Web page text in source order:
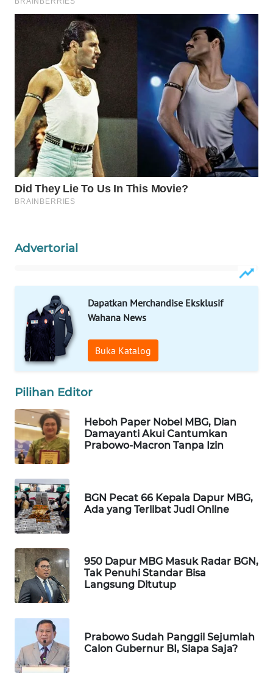
Advertorial
Dapatkan Merchandise Eksklusif
Wahana News
Buka Katalog
Pilihan Editor
Heboh Paper Nobel MBG, Dian
Damayanti Akui Cantumkan
Prabowo-Macron Tanpa Izin
BGN Pecat 66 Kepala Dapur MBG,
Ada yang Terlibat Judi Online
950 Dapur MBG Masuk Radar BGN,
Tak Penuhi Standar Bisa
Langsung Ditutup
Prabowo Sudah Panggil Sejumlah
Calon Gubernur BI, Siapa Saja?
WAHANANEWS
WAHANANEWS
CO ID
WAHANANEWS
NET
WAHANA
SPORT
WAHANA
WAHANA
WAHANA
PERSONA
WAHANA
OTOMOTIF
HEALTH
WAHANA
DESA
WISATA
LAPAK
WAHANA
Wahana
KONSUMEN
LISTRIK
MASYARAKAT
KELISTRIKAN
WALINKI
ID